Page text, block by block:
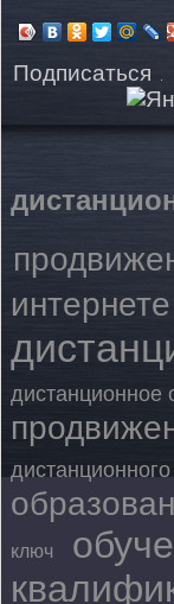
Подписаться
интернете
дистанционное
ключ